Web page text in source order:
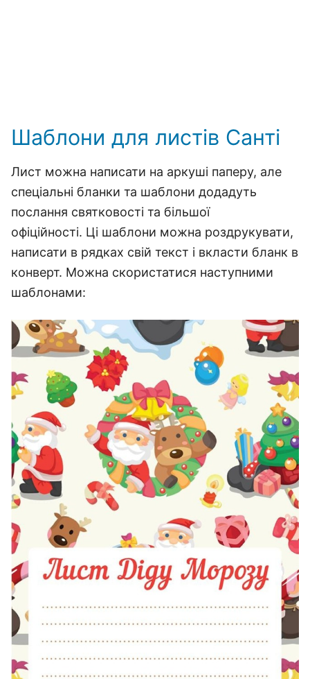
Шаблони для листів Санті
Лист можна написати на аркуші паперу, але
спеціальні бланки та шаблони додадуть
послання святковості та більшої
офіційності. Ці шаблони можна роздрукувати,
написати в рядках свій текст і вкласти бланк в
конверт. Можна скористатися наступними
шаблонами: